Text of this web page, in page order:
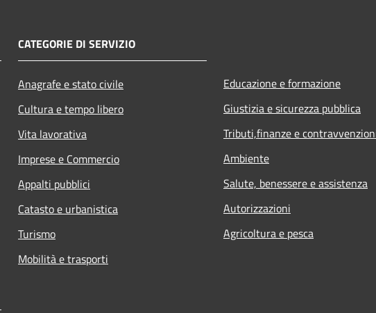
CATEGORIE DI SERVIZIO
Anagrafe e stato civile
Cultura e tempo libero
Vita lavorativa
Imprese e Commercio
Appalti pubblici
Catasto e urbanistica
Turismo
Mobilità e trasporti
Educazione e formazione
Giustizia e sicurezza pubblica
Tributi,finanze e
Ambiente
Salute, benessere e assistenza
Autorizzazioni
Agricoltura e pesca